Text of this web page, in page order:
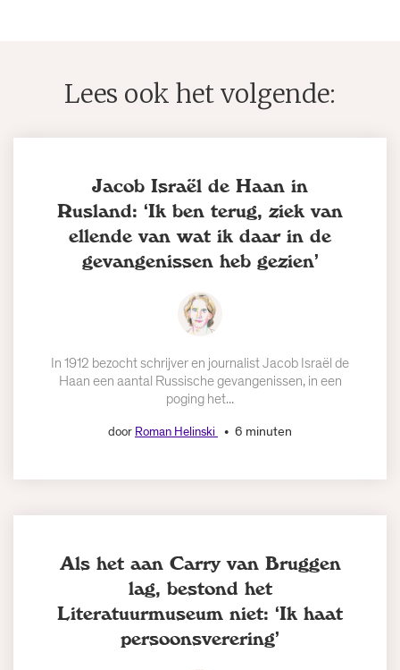
Lees ook het volgende:
Jacob Israël de Haan in
Rusland: ‘Ik ben terug, ziek van
ellende van wat ik daar in de
gevangenissen heb gezien’
In 1912 bezocht schrijver en journalist Jacob Israël de
Haan een aantal Russische gevangenissen, in een
poging het...
door Roman Helinski 6 minuten
Als het aan Carry van Bruggen
lag, bestond het
Literatuurmuseum niet: ‘Ik haat
persoonsverering’